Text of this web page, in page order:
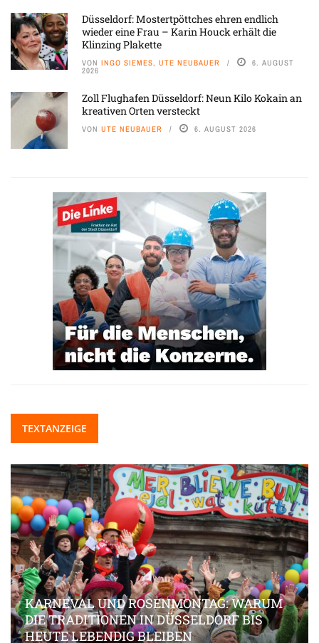
Düsseldorf: Mostertpöttches ehren endlich
wieder eine Frau – Karin Houck erhält die
Klinzing Plakette
VON INGO SIEMES, UTE NEUBAUER 6. AUGUST
2026
Zoll Flughafen Düsseldorf: Neun Kilo Kokain an
kreativen Orten versteckt
VON UTE NEUBAUER 6. AUGUST 2026
TEXTANZEIGE
KARNEVAL UND ROSENMONTAG: WARUM
DIE TRADITIONEN IN DÜSSELDORF BIS
HEUTE LEBENDIG BLEIBEN